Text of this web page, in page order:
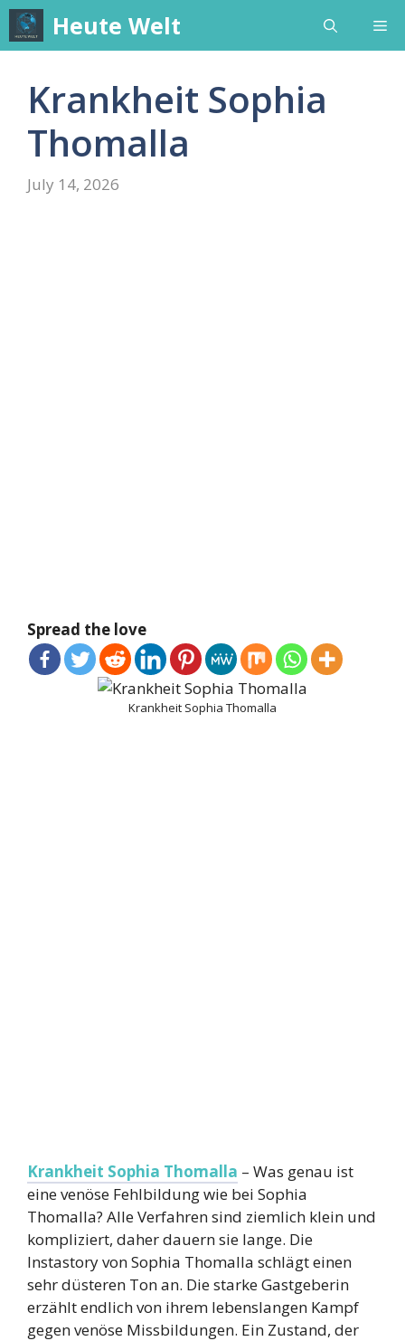
Skip
content
Heute Welt
Krankheit Sophia
Thomalla
July 14, 2026
Spread the love
Krankheit Sophia Thomalla
Krankheit Sophia Thomalla – Was genau ist
eine venöse Fehlbildung wie bei Sophia
Thomalla? Alle Verfahren sind ziemlich klein und
kompliziert, daher dauern sie lange. Die
Instastory von Sophia Thomalla schlägt einen
sehr düsteren Ton an. Die starke Gastgeberin
erzählt endlich von ihrem lebenslangen Kampf
gegen venöse Missbildungen. Ein Zustand, der